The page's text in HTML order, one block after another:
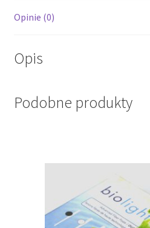
Opinie (0)
Opis
Podobne produkty